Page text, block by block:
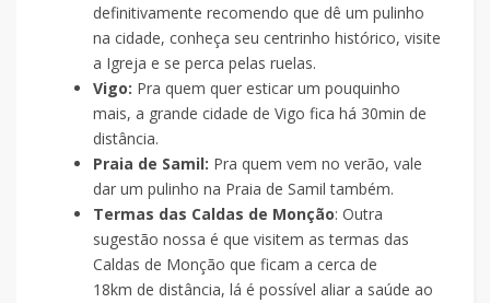
definitivamente recomendo que dê um pulinho
na cidade, conheça seu centrinho histórico, visite
a Igreja e se perca pelas ruelas.
Vigo: Pra quem quer esticar um pouquinho
mais, a grande cidade de Vigo fica há 30min de
distância.
Praia de Samil: Pra quem vem no verão, vale
dar um pulinho na Praia de Samil também.
Termas das Caldas de Monção: Outra
sugestão nossa é que visitem as termas das
Caldas de Monção que ficam a cerca de
18km de distância, lá é possível aliar a saúde ao